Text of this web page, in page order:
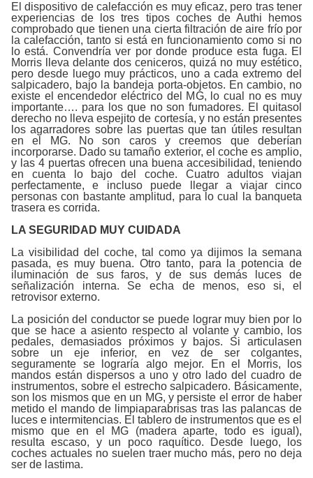
El dispositivo de calefacción es muy eficaz, pero tras tener
experiencias de los tres tipos coches de Authi hemos
comprobado que tienen una cierta filtración de aire frío por
la calefacción, tanto si está en funcionamiento como si no
lo está. Convendría ver por donde produce esta fuga. El
Morris lleva delante dos ceniceros, quizá no muy estético,
pero desde luego muy prácticos, uno a cada extremo del
salpicadero, bajo la bandeja porta-objetos. En cambio, no
existe el encendedor eléctrico del MG, lo cual no es muy
importante…. para los que no son fumadores. El quitasol
derecho no lleva espejito de cortesía, y no están presentes
los agarradores sobre las puertas que tan útiles resultan
en el MG. No son caros y creemos que deberían
incorporarse. Dado su tamaño exterior, el coche es amplio,
y las 4 puertas ofrecen una buena accesibilidad, teniendo
en cuenta lo bajo del coche. Cuatro adultos viajan
perfectamente, e incluso puede llegar a viajar cinco
personas con bastante amplitud, para lo cual la banqueta
trasera es corrida.
LA SEGURIDAD MUY CUIDADA
La visibilidad del coche, tal como ya dijimos la semana
pasada, es muy buena. Otro tanto, para la potencia de
iluminación de sus faros, y de sus demás luces de
señalización interna. Se echa de menos, eso si, el
retrovisor externo.
La posición del conductor se puede lograr muy bien por lo
que se hace a asiento respecto al volante y cambio, los
pedales, demasiados próximos y bajos. Si articulasen
sobre un eje inferior, en vez de ser colgantes,
seguramente se lograría algo mejor. En el Morris, los
mandos están dispersos a uno y otro lado del cuadro de
instrumentos, sobre el estrecho salpicadero. Básicamente,
son los mismos que en un MG, y persiste el error de haber
metido el mando de limpiaparabrisas tras las palancas de
luces e intermitencias. El tablero de instrumentos que es el
mismo que en el MG (madera aparte, todo es igual),
resulta escaso, y un poco raquítico. Desde luego, los
coches actuales no suelen traer mucho más, pero no deja
ser de lastima.